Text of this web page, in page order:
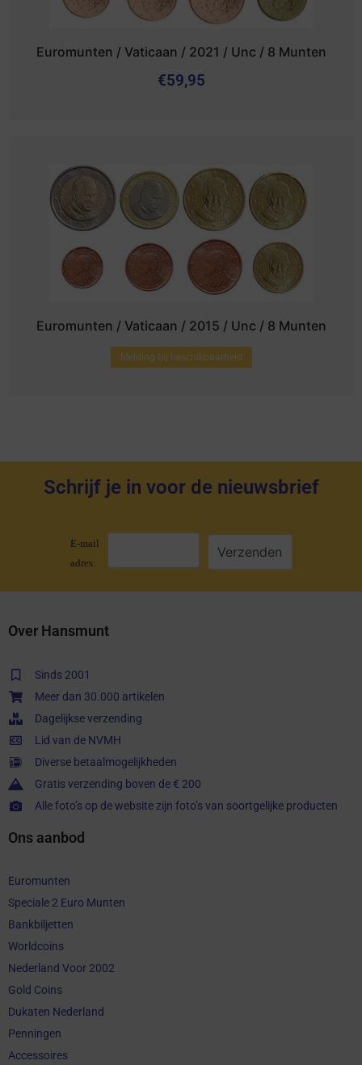
Euromunten / Vaticaan / 2021 / Unc / 8 Munten
€59,95
Euromunten / Vaticaan / 2015 / Unc / 8 Munten
Melding bij beschikbaarheid
Schrijf je in voor de nieuwsbrief
E-mail
adres:
Over Hansmunt
Sinds 2001
Meer dan 30.000 artikelen
Dagelijkse verzending
Lid van de NVMH
Diverse betaalmogelijkheden
Gratis verzending boven de € 200
Alle foto’s op de website zijn foto’s van soortgelijke producten
Ons aanbod
Euromunten
Speciale 2 Euro Munten
Bankbiljetten
Worldcoins
Nederland Voor 2002
Gold Coins
Dukaten Nederland
Penningen
Accessoires